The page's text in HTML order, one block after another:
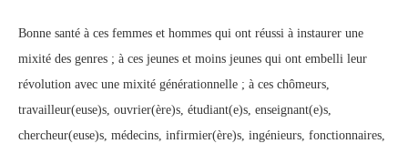
Bonne santé à ces femmes et hommes qui ont réussi à instaurer une
mixité des genres ; à ces jeunes et moins jeunes qui ont embelli leur
révolution avec une mixité générationnelle ; à ces chômeurs,
travailleur(euse)s, ouvrier(ère)s, étudiant(e)s, enseignant(e)s,
chercheur(euse)s, médecins, infirmier(ère)s, ingénieurs, fonctionnaires,